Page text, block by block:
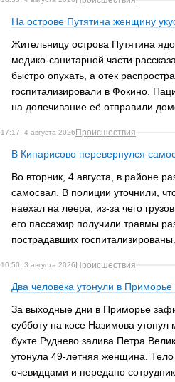
На острове Путятина женщину
Жительницу острова Путятина
медико-санитарной части
быстро опухать, а отёк
госпитализировали в Фокино.
на долечивание её отправили
17:17, 4 августа 2026 Происшествия
В Кипарисово перевернулся
Во вторник, 4 августа, в районе
самосвал. В полиции уточнили,
наехал на леера, из-за чего
его пассажир получили травмы
пострадавших госпитализированы.
10:50, 3 августа 2026 Происшествия
Два человека утонули в
За выходные дни в Приморье
субботу на косе Назимова
бухте Руднево залива Петра
утонула 49-летняя женщина.
очевидцами и передано